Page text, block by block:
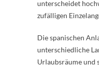
unterscheidet
zufälligen
Die spanischen
unterschiedliche
Urlaubsräume und